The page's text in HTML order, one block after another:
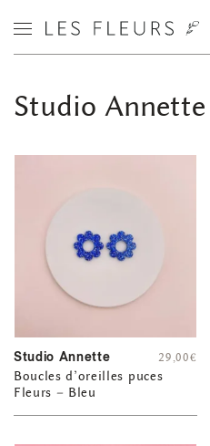
Studio Annette
Studio Annette
Boucles d’oreilles puces
Fleurs – Bleu
29,00€